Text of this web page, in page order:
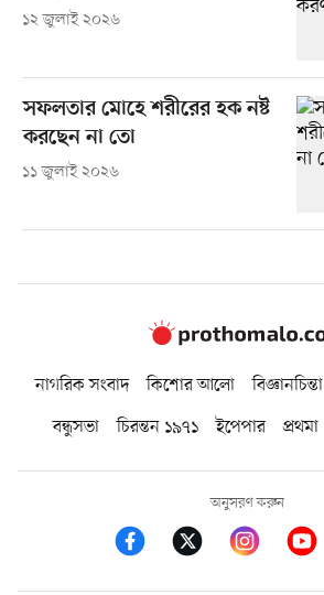
১২ জুলাই ২০২৬
সফলতার মোহে শরীরের হক নষ্ট
করছেন না তো
১১ জুলাই ২০২৬
নাগরিক সংবাদ কিশোর আলো বিজ্ঞানচিন্তা
বন্ধুসভা
চিরন্তন ১৯৭১ ইপেপার প্রথমা
অনুসরণ করুন